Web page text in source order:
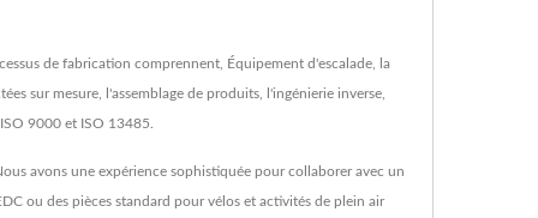
de fabrication comprennent, Équipement d'escalade, la
sur mesure, l'assemblage de produits, l'ingénierie inverse,
9000 et ISO 13485.
avons une expérience sophistiquée pour collaborer avec un
ou des pièces standard pour vélos et activités de plein air